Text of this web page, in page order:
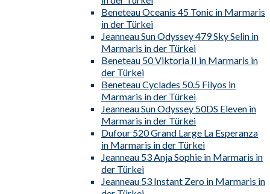
Beneteau Oceanis 45 Tonic in Marmaris
in der Türkei
Jeanneau Sun Odyssey 479 Sky Selin in
Marmaris in der Türkei
Beneteau 50 Viktoria II in Marmaris in
der Türkei
Beneteau Cyclades 50.5 Filyos in
Marmaris in der Türkei
Jeanneau Sun Odyssey 50DS Eleven in
Marmaris in der Türkei
Dufour 520 Grand Large La Esperanza
in Marmaris in der Türkei
Jeanneau 53 Anja Sophie in Marmaris in
der Türkei
Jeanneau 53 Instant Zero in Marmaris in